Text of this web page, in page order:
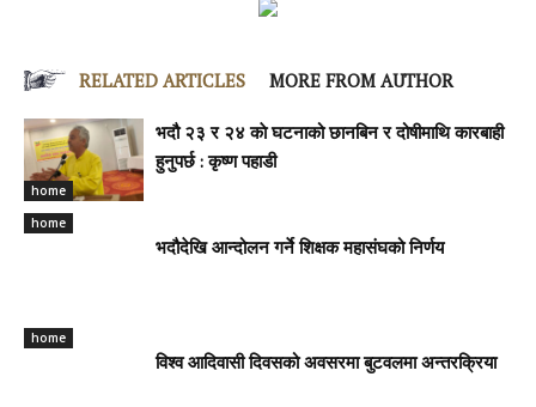
RELATED ARTICLES MORE FROM AUTHOR
home
भदौ २३ र २४ काे घटनाको छानबिन र दोषीमाथि कारबाही
हुनुपर्छ : कृष्ण पहाडी
home
भदौदेखि आन्दोलन गर्ने शिक्षक महासंघको निर्णय
home
विश्व आदिवासी दिवसको अवसरमा बुटवलमा अन्तरक्रिया